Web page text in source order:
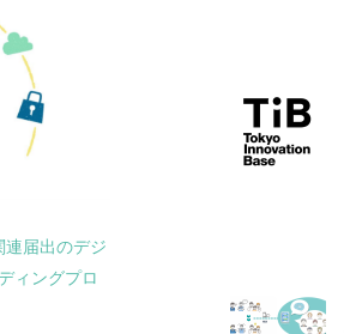
届出のデジ
ィングプロ